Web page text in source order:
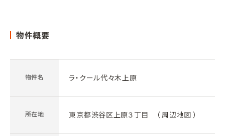
物件概要
物件名 ラ・クール代々木上原
所在地 東京都渋谷区上原３丁目 （ 周辺地図 ）